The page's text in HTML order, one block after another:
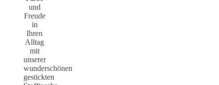
und
Freude
in
Ihren
Alltag
mit
unserer
wunderschönen
gestickten